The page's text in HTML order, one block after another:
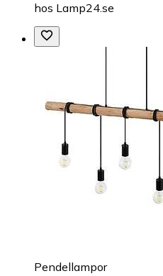
hos Lamp24.se
Pendellampor